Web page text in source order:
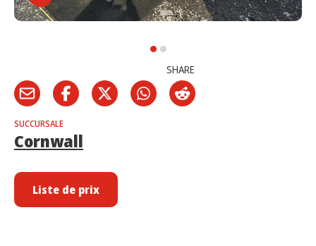
SHARE
SUCCURSALE
Cornwall
Liste de prix